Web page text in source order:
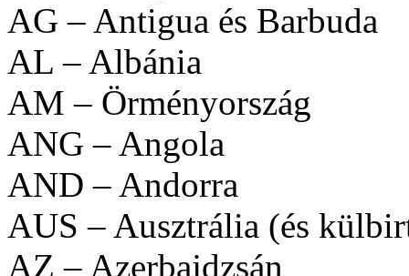
AG – Antigua és Barbuda
AL – Albánia
AM – Örményország
ANG – Angola
AND – Andorra
AUS – Ausztrália (és
AZ – Azerbajdzsán